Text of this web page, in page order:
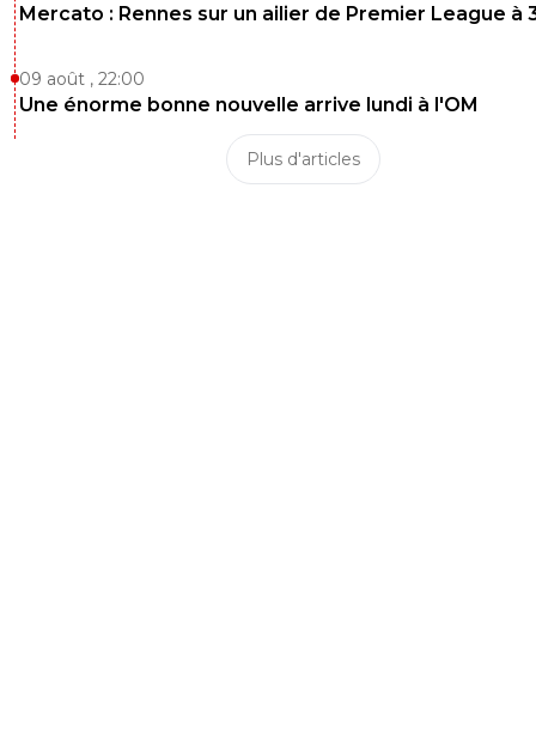
Mercato : Rennes sur un ailier de Premier League à
09 août , 22:00
Une énorme bonne nouvelle arrive lundi à l'OM
Plus d'articles